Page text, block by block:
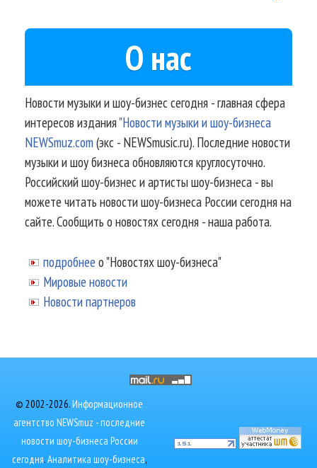
О нас
Новости музыки и шоу-бизнес сегодня - главная сфера
интересов издания"Новости музыки и шоу-бизнеса
NEWSmuz.com(экс - NEWSmusic.ru). Последние новости
музыки и шоу бизнеса обновляются круглосуточно.
Российский шоу-бизнес и артисты шоу-бизнеса - вы
можете читать новости шоу-бизнеса России сегодня на
сайте. Сообщить о новостях сегодня - наша работа.
подробнее о "Новостях шоу-бизнеса"
Мировые новости
Новости партнеров
© 2002-2026.Информационное
агентство NEWSmuz - последние
новости шоу-бизнеса России
сегодня.Аналитика шоу-бизнеса,